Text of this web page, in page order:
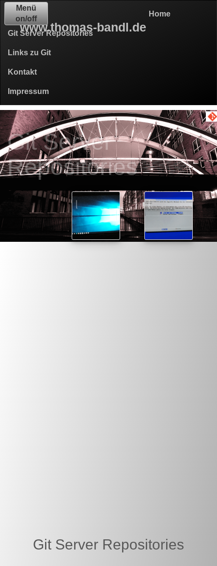
www.thomas-bandl.de
Home
Git Server Repositories
Links zu Git
Kontakt
Impressum
Menü
on/off
Git Server
Repositories
Git Server Repositories